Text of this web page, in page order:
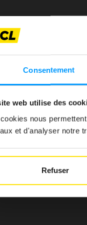
Consentement
web utilise des
nous
et d'analyser notre
Refuser
Article
avec vos
dans
recevoir le
Les
connectez-
MyACL,et
contenus et au